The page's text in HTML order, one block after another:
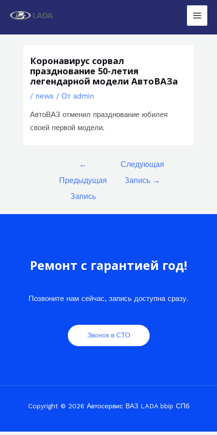
Main
Коронавирус сорвал
празднование 50-летия
легендарной модели АвтоВАЗа
/ news / От admin
АвтоВАЗ отменил празднование юбилея
своей первой модели.
←
Предыдущая
Запись
Следующая
Запись →
Ремонт с гарантией год!
Позвоните нам сейчас, запись доступна сразу.
Звонок в СТО
Copyright © 2026 Автосервис ВАЗ LADA bbip СПб